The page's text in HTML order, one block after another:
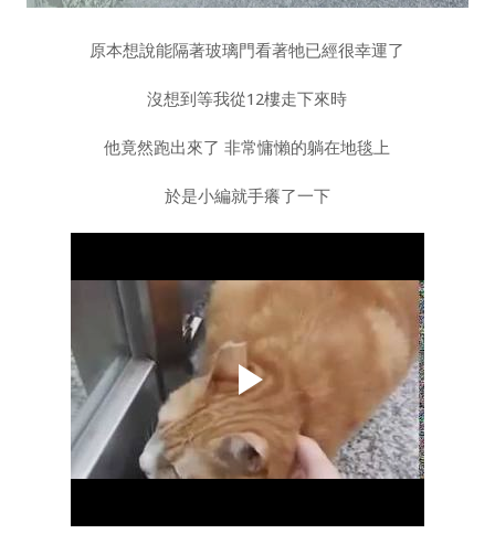
原本想說能隔著玻璃門看著牠已經很幸運了
沒想到等我從12樓走下來時
他竟然跑出來了 非常慵懶的躺在地毯上
於是小編就手癢了一下